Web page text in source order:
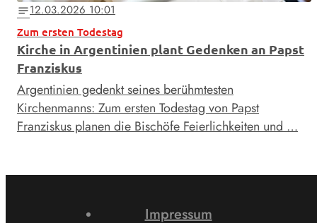
notes12.03.2026 10:01
Zum ersten Todestag
Kirche in Argentinien plant Gedenken an Papst
Franziskus
Argentinien gedenkt seines berühmtesten
Kirchenmanns: Zum ersten Todestag von Papst
Franziskus planen die Bischöfe Feierlichkeiten und …
Impressum